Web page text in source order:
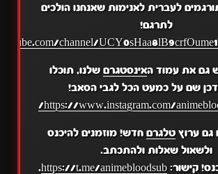
לעברית לאנימות שאנחנו הולכים
לתרגם!
channel/
גם את עמוד האינסטגרםשלנו, תוכלו
שם על כמעט הכל לגבי הסאב!
https://www.instagram.com/
גם ערוץטלגרםחדש! מוזמנים להיכנס
ולשאול שאלות ולהתכתב.
קישור: https://t.me/animebloodsub
.